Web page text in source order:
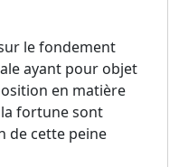
le fondement
ayant pour objet
en matière
fortune sont
de cette peine